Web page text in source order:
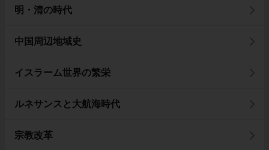
明・清の時代
中国周辺地域史
イスラーム世界の繁栄
ルネサンスと大航海時代
宗教改革